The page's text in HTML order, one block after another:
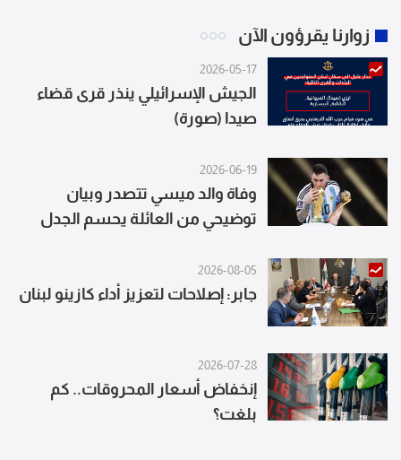
زوارنا يقرؤون الآن
2026-05-17
الجيش الإسرائيلي ينذر قرى قضاء
صيدا (صورة)
2026-06-19
وفاة والد ميسي تتصدر وبيان
توضيحي من العائلة يحسم الجدل
2026-08-05
جابر: إصلاحات لتعزيز أداء كازينو لبنان
2026-07-28
إنخفاض أسعار المحروقات.. كم
بلغت؟